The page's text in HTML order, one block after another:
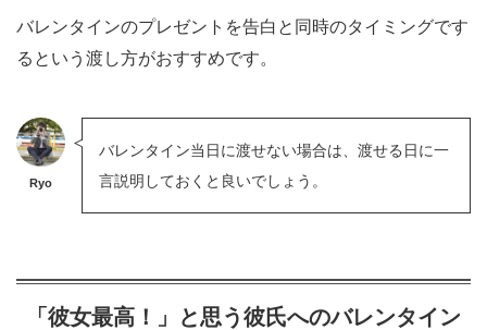
バレンタインのプレゼントを告白と同時のタイミングです
るという渡し方がおすすめです。
Ryo
バレンタイン当日に渡せない場合は、渡せる日に一
言説明しておくと良いでしょう。
「彼女最高！」と思う彼氏へのバレンタイン